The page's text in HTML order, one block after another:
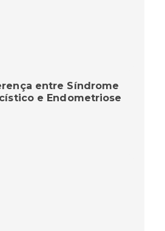
entre Síndrome
e Endometriose